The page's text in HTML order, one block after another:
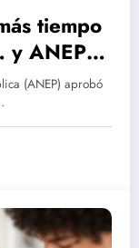
tiempo
y ANEP
(ANEP) aprobó